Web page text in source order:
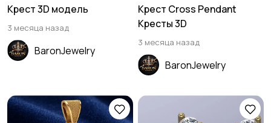
Крест 3D модель
3 месяца назад
BaronJewelry
Крест Cross Pendant
Кресты 3D
3 месяца назад
BaronJewelry